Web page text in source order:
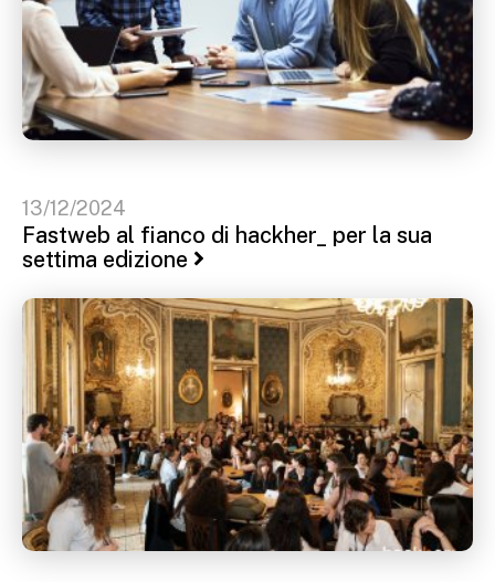
13/12/2024
Fastweb al fianco di hackher_ per la sua
settima edizione